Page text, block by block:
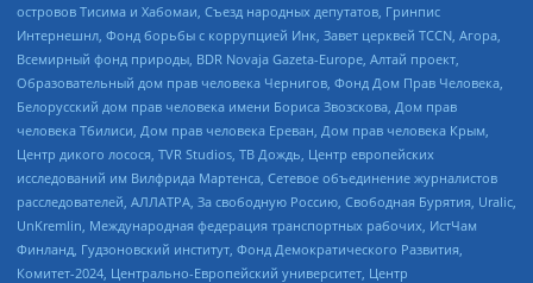
островов Тисима и Хабомаи, Съезд народных депутатов, Гринпис
Интернешнл, Фонд борьбы с коррупцией Инк, Завет церквей TCCN, Агора,
Всемирный фонд природы, BDR Novaja Gazeta-Europe, Алтай проект,
Образовательный дом прав человека Чернигов, Фонд Дом Прав Человека,
Белорусский дом прав человека имени Бориса Звозскова, Дом прав
человека Тбилиси, Дом прав человека Ереван, Дом прав человека Крым,
Центр дикого лосося, TVR Studios, ТВ Дождь, Центр европейских
исследований им Вилфрида Мартенса, Сетевое объединение журналистов
расследователей, АЛЛАТРА, За свободную Россию, Свободная Бурятия, Uralic,
UnKremlin, Международная федерация транспортных рабочих, ИстЧам
Финланд, Гудзоновский институт, Фонд Демократического Развития,
Комитет-2024, Центрально-Европейский университет, Центр